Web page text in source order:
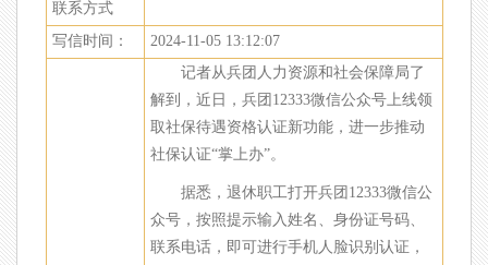
联系方式
写信时间：
2024-11-05 13:12:07
记者从兵团人力资源和社会保障局了
解到，近日，兵团12333微信公众号上线领
取社保待遇资格认证新功能，进一步推动
社保认证“掌上办”。
据悉，退休职工打开兵团12333微信公
众号，按照提示输入姓名、身份证号码、
联系电话，即可进行手机人脸识别认证，